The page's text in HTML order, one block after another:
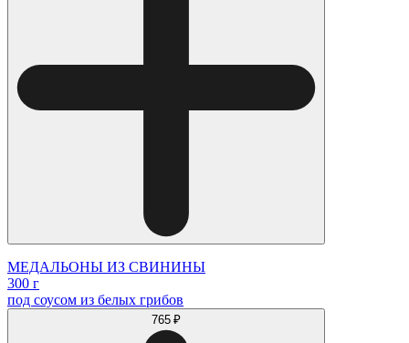
МЕДАЛЬОНЫ ИЗ СВИНИНЫ
300 г
под соусом из белых грибов
765 ₽